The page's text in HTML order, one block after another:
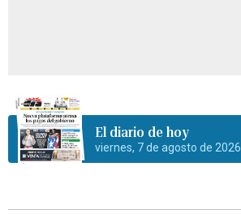
El diario de hoy
viernes, 7 de agosto de 2026